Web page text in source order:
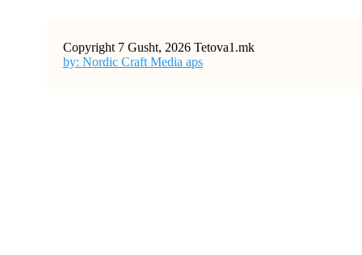
Copyright 7 Gusht, 2026 Tetova1.mk
by: Nordic Craft Media aps